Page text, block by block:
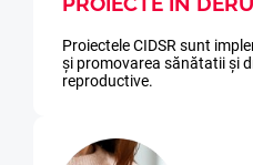
Proiectele CIDSR sunt
și promovarea sănătatii și
reproductive.